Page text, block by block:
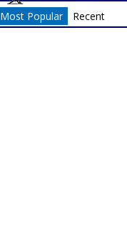
Most Popular Recent